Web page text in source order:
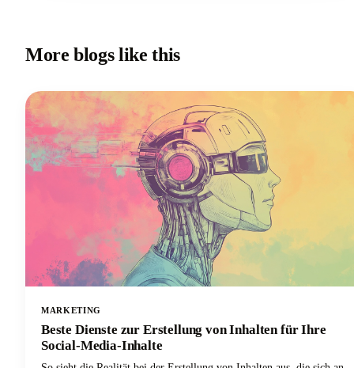
More blogs like this
MARKETING
Beste Dienste zur Erstellung von Inhalten für Ihre
Social-Media-Inhalte